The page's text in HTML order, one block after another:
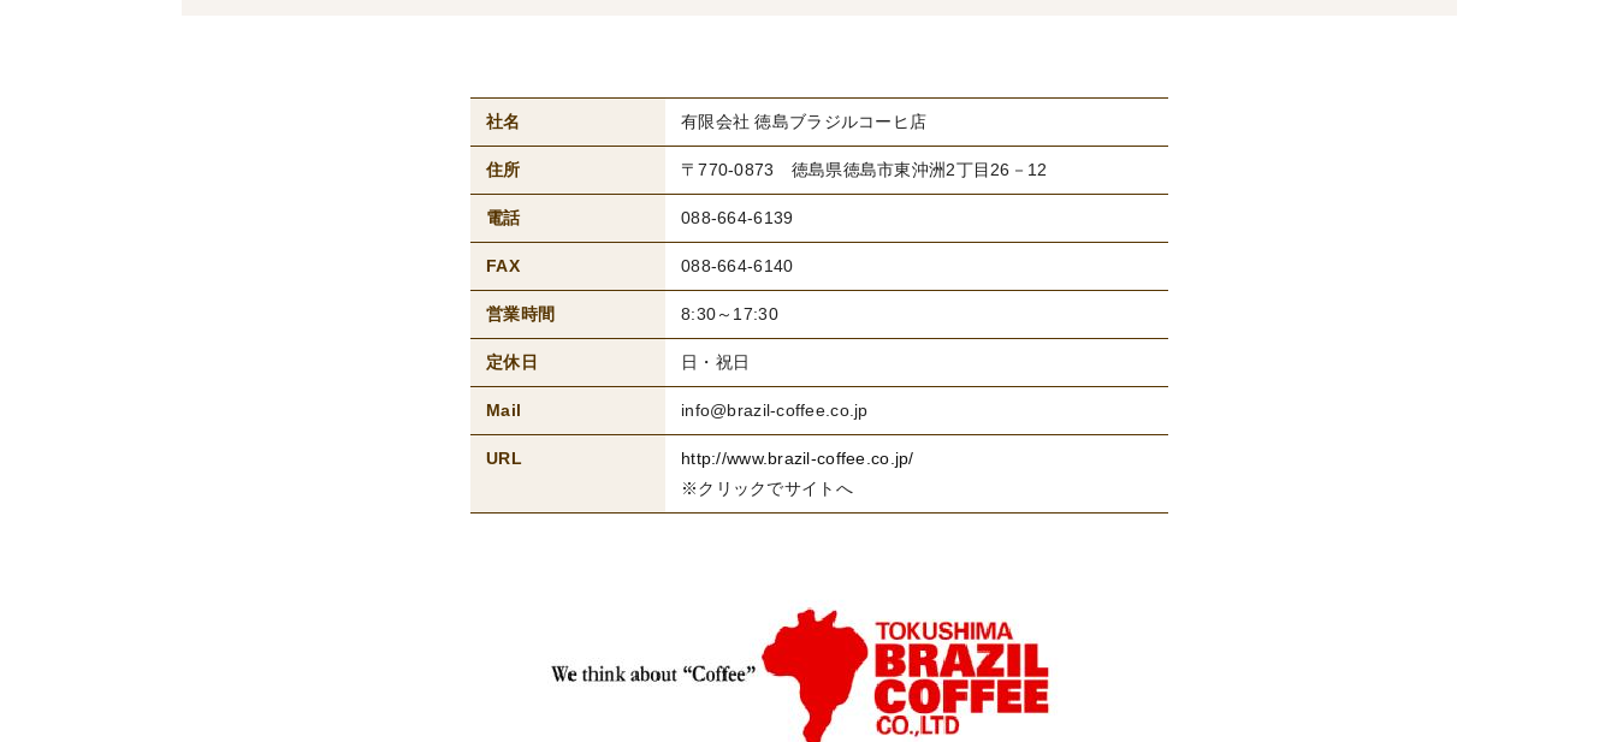
社名 有限会社 徳島ブラジルコーヒ店
住所 〒770-0873 徳島県徳島市東沖洲2丁目26－12
電話 088-664-6139
FAX 088-664-6140
営業時間 8:30～17:30
定休日 日・祝日
Mail info@brazil-coffee.co.jp
URL
http://www.brazil-coffee.co.jp/
※クリックでサイトへ